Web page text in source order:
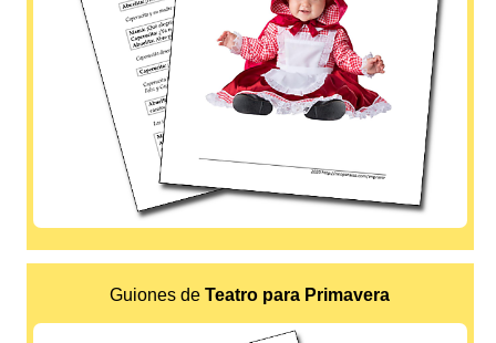
Guiones deTeatro para Primavera